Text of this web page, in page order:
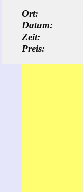
Ort:
Datum:
Zeit:
Preis: